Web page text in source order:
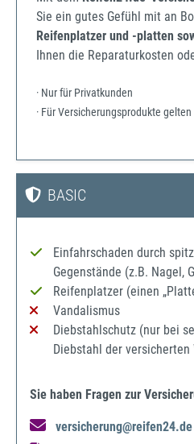
Sie ein gutes Gefühl mit an
Reifenplatzer und -platten
Ihnen die Reparaturkosten
· Nur für Privatkunden
· Für Versicherungsprodukte
BASIC
Einfahrschaden durch
Gegenstände (z.B. Nagel,
Reifenplatzer (einen
Vandalismus
Diebstahlschutz (nur bei
Diebstahl der versicherten
Sie haben Fragen zur
versicherung@reifen24.de